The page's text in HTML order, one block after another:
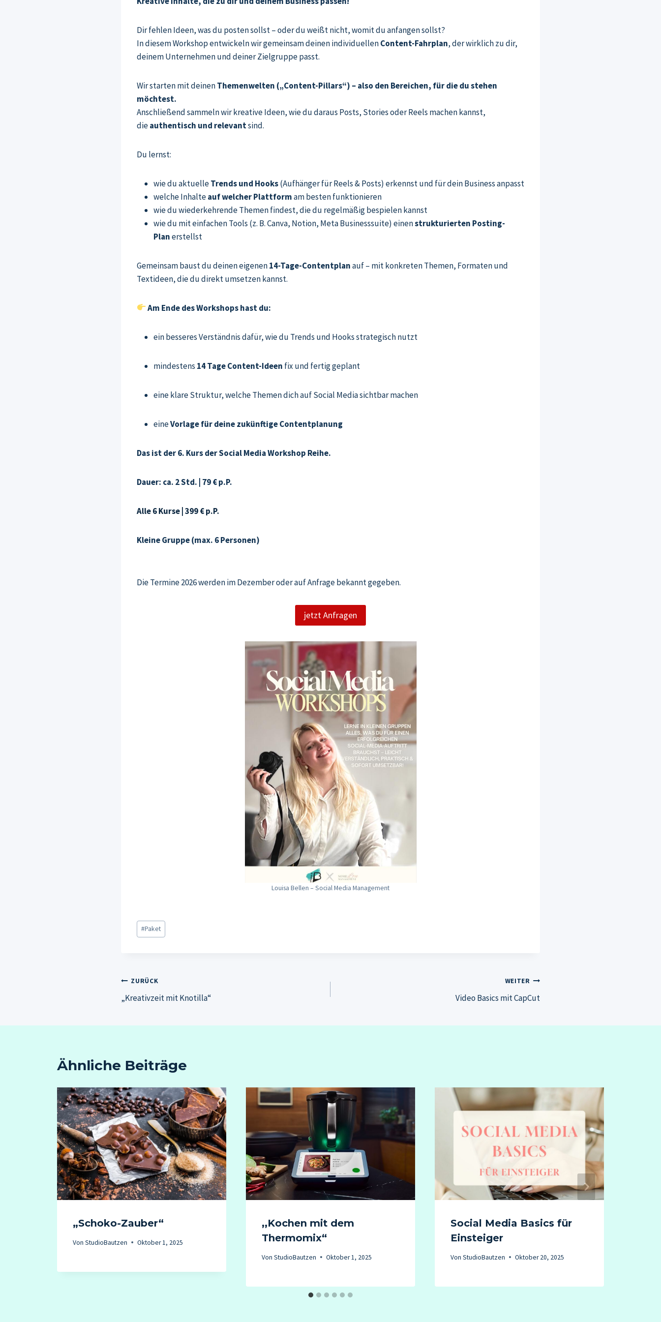
Dir fehlen Ideen, was du posten sollst – oder du weißt nicht, womit du anfangen sollst?
In diesem Workshop entwickeln wir gemeinsam deinen individuellenContent-Fahrplan, der wirklich zu dir,
deinem Unternehmen und deiner Zielgruppe passt.
Wir starten mit deinenThemenwelten („Content-Pillars“) – also den Bereichen, für die du stehen
möchtest.
Anschließend sammeln wir kreative Ideen, wie du daraus Posts, Stories oder Reels machen kannst,
dieauthentisch und relevantsind.
Du lernst:
wie du aktuelleTrends und Hooks(Aufhänger für Reels & Posts) erkennst und für dein Business anpasst
welche Inhalteauf welcher Plattformam besten funktionieren
wie du wiederkehrende Themen findest, die du regelmäßig bespielen kannst
wie du mit einfachen Tools (z. B. Canva, Notion, Meta Businesssuite) einenstrukturierten Posting-
Planerstellst
Gemeinsam baust du deinen eigenen14-Tage-Contentplanauf – mit konkreten Themen, Formaten und
Textideen, die du direkt umsetzen kannst.
Am Ende des Workshops hast du:
ein besseres Verständnis dafür, wie du Trends und Hooks strategisch nutzt
mindestens 14 Tage Content-Ideen fix und fertig geplant
eine klare Struktur, welche Themen dich auf Social Media sichtbar machen
eineVorlage für deine zukünftige Contentplanung
Das ist der 6. Kurs der Social Media Workshop Reihe.
Dauer: ca. 2 Std. | 79 € p.P.
Alle 6 Kurse | 399 € p.P.
Kleine Gruppe (max. 6 Personen)
Die Termine 2026 werden im Dezember oder auf Anfrage bekannt gegeben.
jetzt Anfragen
Louisa Bellen – Social Media Management
Schlagworte:
#Paket
Beitragsnavigation
ZURÜCK
„Kreativzeit mit Knotilla“
WEITER
Video Basics mit CapCut
Ähnliche Beiträge
„Schoko-Zauber“
Von StudioBautzen Oktober 1, 2025
,,Kochen mit dem
Thermomix“
Von StudioBautzen Oktober 1, 2025
Social Media Basics für
Einsteiger
Von StudioBautzen Oktober 20, 2025